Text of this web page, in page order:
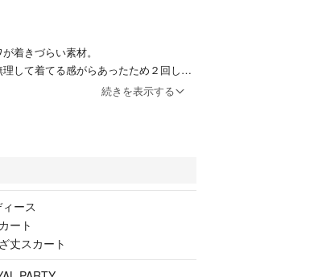
着きづらい素材。
して着てる感がらあったため２回しか
の拾い写真どちらも貼っておきます。
続きを表示する
ース
ート
丈スカート